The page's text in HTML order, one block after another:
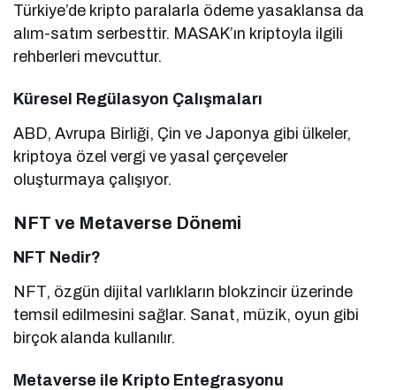
Türkiye’de kripto paralarla ödeme yasaklansa da
alım-satım serbesttir. MASAK’ın kriptoyla ilgili
rehberleri mevcuttur.
Küresel Regülasyon Çalışmaları
ABD, Avrupa Birliği, Çin ve Japonya gibi ülkeler,
kriptoya özel vergi ve yasal çerçeveler
oluşturmaya çalışıyor.
NFT ve Metaverse Dönemi
NFT Nedir?
NFT, özgün dijital varlıkların blokzincir üzerinde
temsil edilmesini sağlar. Sanat, müzik, oyun gibi
birçok alanda kullanılır.
Metaverse ile Kripto Entegrasyonu